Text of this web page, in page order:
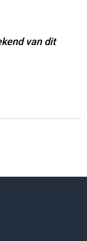
van dit